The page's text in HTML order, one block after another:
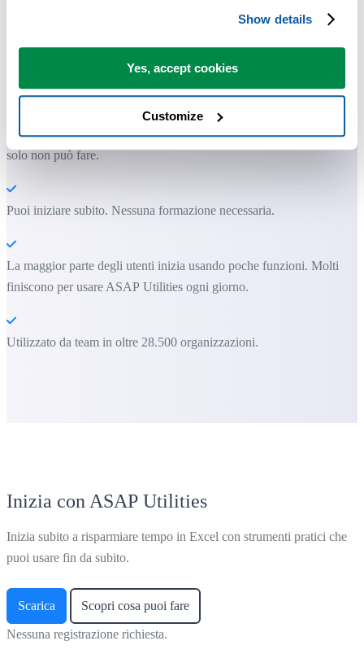
Show details
Yes, accept cookies
Customize
Risparmia tempo in Excel. Così semplice.
ASAP Utilities ti aiuta a risparmiare tempo e a fare cose che Excel da
solo non può fare.
Puoi iniziare subito. Nessuna formazione necessaria.
La maggior parte degli utenti inizia usando poche funzioni. Molti
finiscono per usare ASAP Utilities ogni giorno.
Utilizzato da team in oltre 28.500 organizzazioni.
Inizia con ASAP Utilities
Inizia subito a risparmiare tempo in Excel con strumenti pratici che
puoi usare fin da subito.
Scarica Scopri cosa puoi fare
Nessuna registrazione richiesta.